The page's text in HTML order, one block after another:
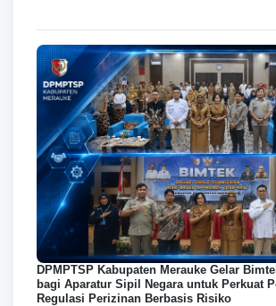
DPMPTSP Kabupaten Merauke Gelar
bagi Aparatur Sipil Negara untuk Perkuat
Regulasi Perizinan Berbasis Risiko